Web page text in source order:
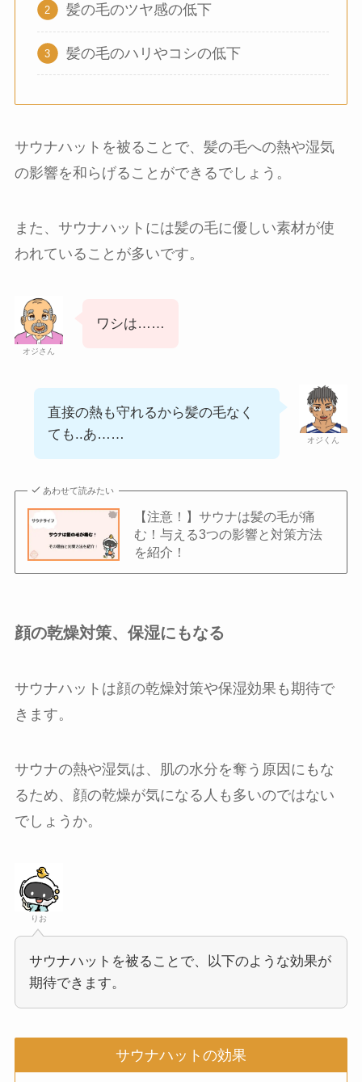
髪の毛のツヤ感の低下
髪の毛のハリやコシの低下
サウナハットを被ることで、髪の毛への熱や湿気
の影響を和らげることができるでしょう。
また、サウナハットには髪の毛に優しい素材が使
われていることが多いです。
オジさん
ワシは……
オジくん
直接の熱も守れるから髪の毛なく
ても..あ……
あわせて読みたい
【注意！】サウナは髪の毛が痛
む！与える3つの影響と対策方法
を紹介！
顔の乾燥対策、保湿にもなる
サウナハットは顔の乾燥対策や保湿効果も期待で
きます。
サウナの熱や湿気は、肌の水分を奪う原因にもな
るため、顔の乾燥が気になる人も多いのではない
でしょうか。
りお
サウナハットを被ることで、以下のような効果が
期待できます。
サウナハットの効果